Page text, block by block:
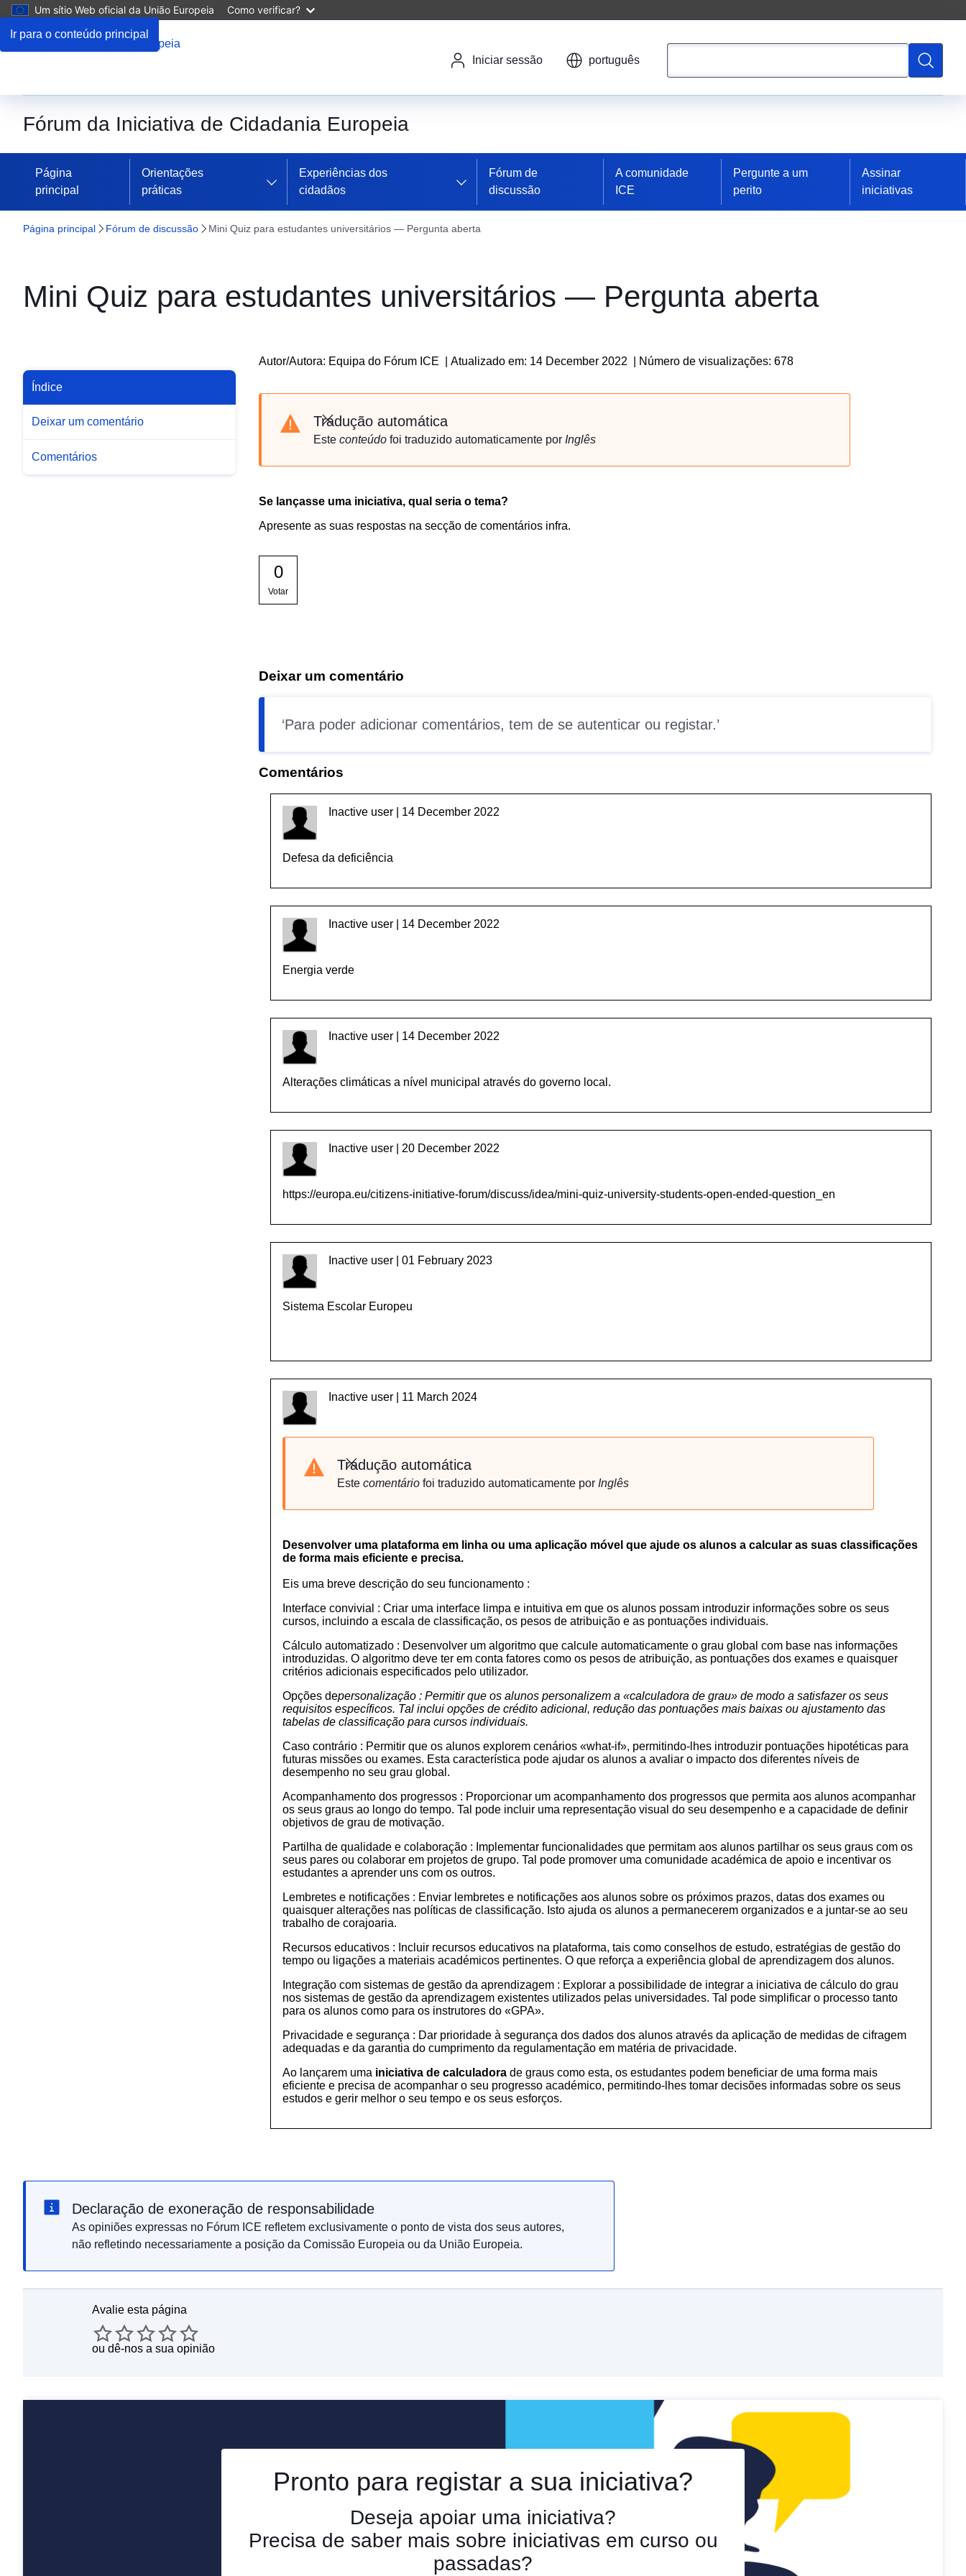
Ir para o conteúdo principal
Um sítio Web oficial da União Europeia Como verificar?
Iniciar sessão português
Pesquisa
Pesquisa
Fórum da Iniciativa de Cidadania Europeia
Página
principal
Orientações
práticas
Experiências dos
cidadãos
Fórum de
discussão
A comunidade
ICE
Pergunte a um
perito
Assinar
iniciativas
Página principal Fórum de discussão Mini Quiz para estudantes universitários — Pergunta aberta
Mini Quiz para estudantes universitários — Pergunta aberta
Índice
Deixar um comentário
Comentários
Autor/Autora: Equipa do Fórum ICE Atualizado em: 14 December 2022 Número de visualizações: 678
Fechar
Tradução automática
Este conteúdo foi traduzido automaticamente por Inglês
Se lançasse uma iniciativa, qual seria o tema?
Apresente as suas respostas na secção de comentários infra.
0
Votar
Deixar um comentário
Para poder adicionar comentários, tem de se autenticar ou registar.
Comentários
Inactive user | 14 December 2022
Defesa da deficiência
Inactive user | 14 December 2022
Energia verde
Inactive user | 14 December 2022
Alterações climáticas a nível municipal através do governo local.
Inactive user | 20 December 2022
https://europa.eu/citizens-initiative-forum/discuss/idea/mini-quiz-university-students-open-ended-question_en
Inactive user | 01 February 2023
Sistema Escolar Europeu
Inactive user | 11 March 2024
Fechar
Tradução automática
Este comentário foi traduzido automaticamente por Inglês
Desenvolver uma plataforma em linha ou uma aplicação móvel que ajude os alunos a calcular as suas classificações
de forma mais eficiente e precisa.
Eis uma breve descrição do seu funcionamento :
Interface convivial : Criar uma interface limpa e intuitiva em que os alunos possam introduzir informações sobre os seus
cursos, incluindo a escala de classificação, os pesos de atribuição e as pontuações individuais.
Cálculo automatizado : Desenvolver um algoritmo que calcule automaticamente o grau global com base nas informações
introduzidas. O algoritmo deve ter em conta fatores como os pesos de atribuição, as pontuações dos exames e quaisquer
critérios adicionais especificados pelo utilizador.
Opções depersonalização : Permitir que os alunos personalizem a «calculadora de grau» de modo a satisfazer os seus
requisitos específicos. Tal inclui opções de crédito adicional, redução das pontuações mais baixas ou ajustamento das
tabelas de classificação para cursos individuais.
Caso contrário : Permitir que os alunos explorem cenários «what-if», permitindo-lhes introduzir pontuações hipotéticas para
futuras missões ou exames. Esta característica pode ajudar os alunos a avaliar o impacto dos diferentes níveis de
desempenho no seu grau global.
Acompanhamento dos progressos : Proporcionar um acompanhamento dos progressos que permita aos alunos acompanhar
os seus graus ao longo do tempo. Tal pode incluir uma representação visual do seu desempenho e a capacidade de definir
objetivos de grau de motivação.
Partilha de qualidade e colaboração : Implementar funcionalidades que permitam aos alunos partilhar os seus graus com os
seus pares ou colaborar em projetos de grupo. Tal pode promover uma comunidade académica de apoio e incentivar os
estudantes a aprender uns com os outros.
Lembretes e notificações : Enviar lembretes e notificações aos alunos sobre os próximos prazos, datas dos exames ou
quaisquer alterações nas políticas de classificação. Isto ajuda os alunos a permanecerem organizados e a juntar-se ao seu
trabalho de corajoaria.
Recursos educativos : Incluir recursos educativos na plataforma, tais como conselhos de estudo, estratégias de gestão do
tempo ou ligações a materiais académicos pertinentes. O que reforça a experiência global de aprendizagem dos alunos.
Integração com sistemas de gestão da aprendizagem : Explorar a possibilidade de integrar a iniciativa de cálculo do grau
nos sistemas de gestão da aprendizagem existentes utilizados pelas universidades. Tal pode simplificar o processo tanto
para os alunos como para os instrutores do «GPA».
Privacidade e segurança : Dar prioridade à segurança dos dados dos alunos através da aplicação de medidas de cifragem
adequadas e da garantia do cumprimento da regulamentação em matéria de privacidade.
Ao lançarem uma iniciativa de calculadora de graus como esta, os estudantes podem beneficiar de uma forma mais
eficiente e precisa de acompanhar o seu progresso académico, permitindo-lhes tomar decisões informadas sobre os seus
estudos e gerir melhor o seu tempo e os seus esforços.
Declaração de exoneração de responsabilidade
As opiniões expressas no Fórum ICE refletem exclusivamente o ponto de vista dos seus autores,
não refletindo necessariamente a posição da Comissão Europeia ou da União Europeia.
Avalie esta página
ou dê-nos a sua opinião
Pronto para registar a sua iniciativa?
Deseja apoiar uma iniciativa?
Precisa de saber mais sobre iniciativas em curso ou
passadas?